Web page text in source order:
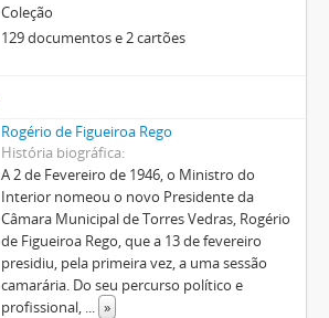
Coleção
129 documentos e 2 cartões
Rogério de Figueiroa Rego
História biográfica
A 2 de Fevereiro de 1946, o Ministro do
Interior nomeou o novo Presidente da
Câmara Municipal de Torres Vedras, Rogério
de Figueiroa Rego, que a 13 de fevereiro
presidiu, pela primeira vez, a uma sessão
camarária. Do seu percurso político e
profissional,
»